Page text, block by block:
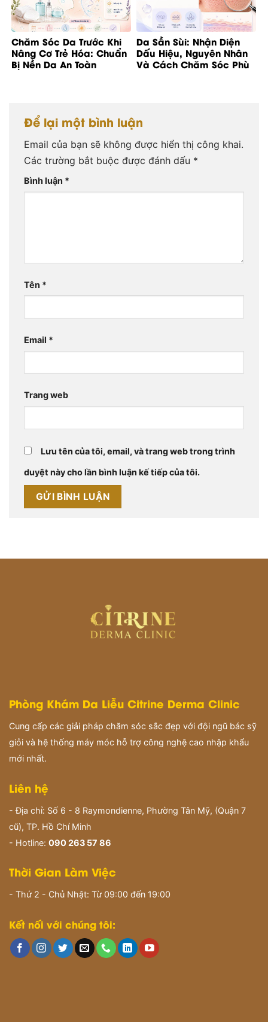
Chăm Sóc Da Trước Khi
Nâng Cơ Trẻ Hóa: Chuẩn
Bị Nền Da An Toàn
Da Sần Sùi: Nhận Diện
Dấu Hiệu, Nguyên Nhân
Và Cách Chăm Sóc Phù
Để lại một bình luận
Email của bạn sẽ không được hiển thị công khai.
Các trường bắt buộc được đánh dấu *
Bình luận *
Tên *
Email *
Trang web
Lưu tên của tôi, email, và trang web trong trình
duyệt này cho lần bình luận kế tiếp của tôi.
Phòng Khám Da Liễu Citrine Derma Clinic
Cung cấp các giải pháp chăm sóc sắc đẹp với đội ngũ bác sỹ
giỏi và hệ thống máy móc hỗ trợ công nghệ cao nhập khẩu
mới nhất.
Liên hệ
- Địa chỉ: Số 6 - 8 Raymondienne, Phường Tân Mỹ, (Quận 7
cũ), TP. Hồ Chí Minh
- Hotline: 090 263 57 86
Thời Gian Làm Việc
- Thứ 2 - Chủ Nhật: Từ 09:00 đến 19:00
Kết nối với chúng tôi: